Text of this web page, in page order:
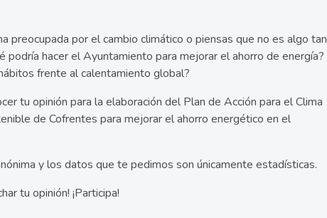
preocupada por el cambio climático o piensas que no es algo tan
podría hacer el Ayuntamiento para mejorar el ahorro de energía?
frente al calentamiento global?
tu opinión para la elaboración del Plan de Acción para el Clima
de Cofrentes para mejorar el ahorro energético en el
y los datos que te pedimos son únicamente estadísticas.
tu opinión! ¡Participa!